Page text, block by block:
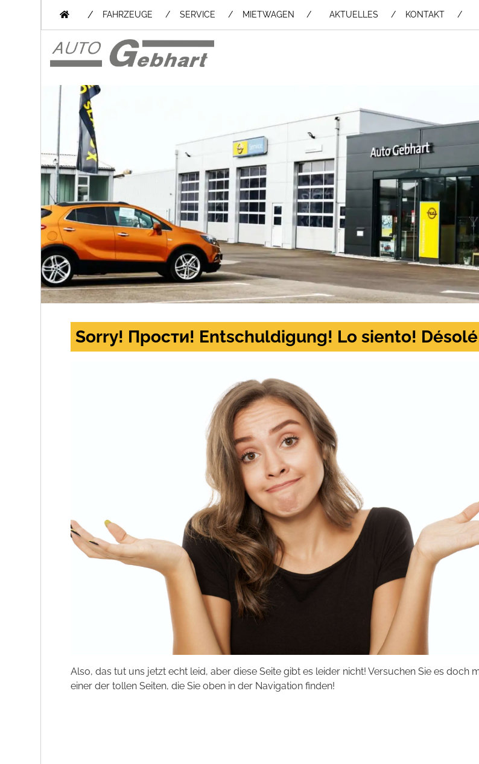
/ FAHRZEUGE SERVICE MIETWAGEN / AKTUELLES KONTAKT
Sorry! Прости! Entschuldigung! Lo siento!
Also, das tut uns jetzt echt leid, aber diese Seite gibt es leider nicht! Versuchen Sie es doch
einer der tollen Seiten, die Sie oben in der Navigation finden!